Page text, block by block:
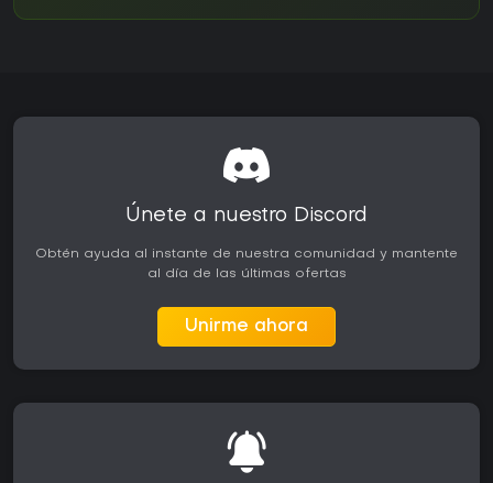
Únete a nuestro Discord
Obtén ayuda al instante de nuestra comunidad y mantente
al día de las últimas ofertas
Unirme ahora